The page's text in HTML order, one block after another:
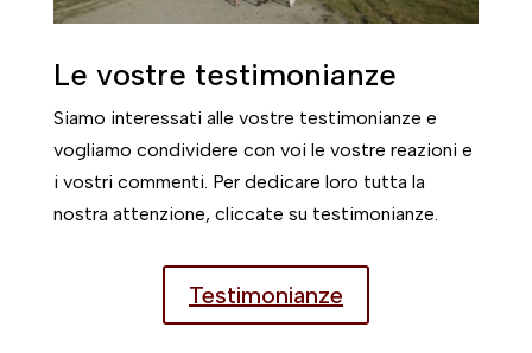
Le vostre testimonianze
Siamo interessati alle vostre testimonianze e
vogliamo condividere con voi le vostre reazioni e
i vostri commenti. Per dedicare loro tutta la
nostra attenzione, cliccate su testimonianze.
Testimonianze